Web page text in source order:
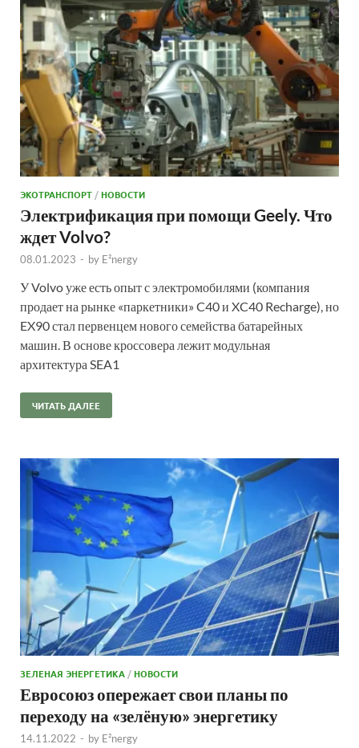
ЭКОТРАНСПОРТ /НОВОСТИ
Электрификация при помощи Geely. Что
ждет Volvo?
08.01.2023 - by E²nergy
У Volvo уже есть опыт с электромобилями (компания
продает на рынке «паркетники» C40 и XC40 Recharge), но
EX90 стал первенцем нового семейства батарейных
машин. В основе кроссовера лежит модульная
архитектура SEA1
ЧИТАТЬ ДАЛЕЕ
ЗЕЛЕНАЯ ЭНЕРГЕТИКА /НОВОСТИ
Евросоюз опережает свои планы по
переходу на «зелёную» энергетику
14.11.2022 - by E²nergy